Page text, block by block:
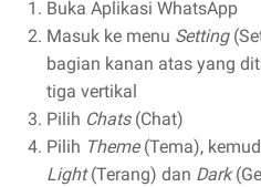
Buka Aplikasi WhatsApp
Masuk ke menu Setting
bagian kanan atas yang
tiga vertikal
Pilih Chats(Chat)
Pilih Theme(Tema),
Light(Terang) dan Dark